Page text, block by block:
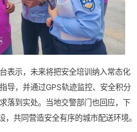
表示，未来将把安全培训纳入常态化
导，并通过GPS轨迹监控、安全积分
落到实处。当地交警部门也回应，下
，共同营造安全有序的城市配送环境。